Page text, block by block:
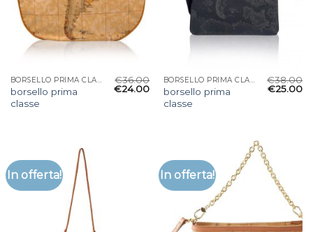
borsello prima
classe
€36.00
€24.00
borsello prima
classe
€38.00
€25.00
In offerta! In offerta!